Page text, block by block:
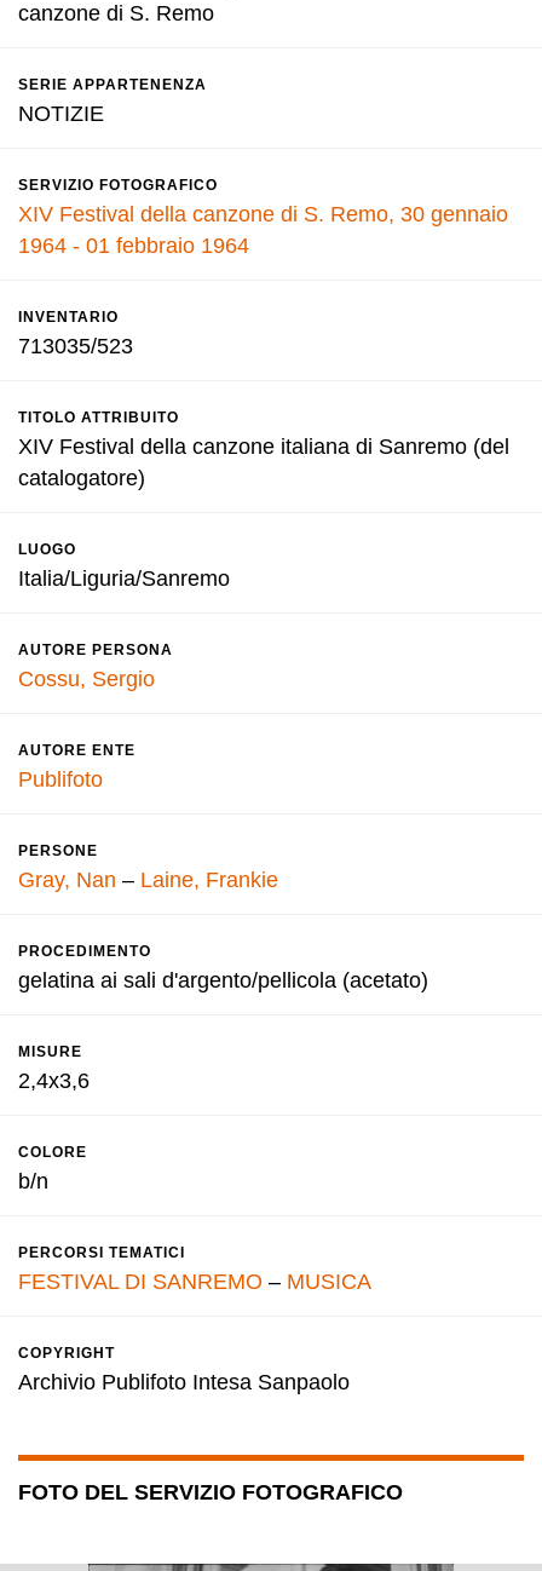
canzone di S. Remo
SERIE APPARTENENZA
NOTIZIE
SERVIZIO FOTOGRAFICO
XIV Festival della canzone di S. Remo, 30 gennaio
1964 - 01 febbraio 1964
INVENTARIO
713035/523
TITOLO ATTRIBUITO
XIV Festival della canzone italiana di Sanremo (del
catalogatore)
LUOGO
Italia/Liguria/Sanremo
AUTORE PERSONA
Cossu, Sergio
AUTORE ENTE
Publifoto
PERSONE
Gray, Nan – Laine, Frankie
PROCEDIMENTO
gelatina ai sali d'argento/pellicola (acetato)
MISURE
2,4x3,6
COLORE
b/n
PERCORSI TEMATICI
FESTIVAL DI SANREMO – MUSICA
COPYRIGHT
Archivio Publifoto Intesa Sanpaolo
FOTO DEL SERVIZIO FOTOGRAFICO